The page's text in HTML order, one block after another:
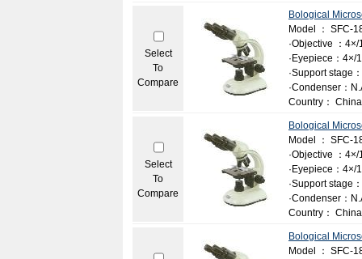
Select
To
Compare
Bological
Model ： SFC-
·Objective ：
·Eyepiece：4×/
·Support stage
·Condenser：
Country： China
Select
To
Compare
Bological
Model ： SFC-
·Objective ：
·Eyepiece：4×/
·Support stage
·Condenser：
Country： China
Bological
Model ： SFC-